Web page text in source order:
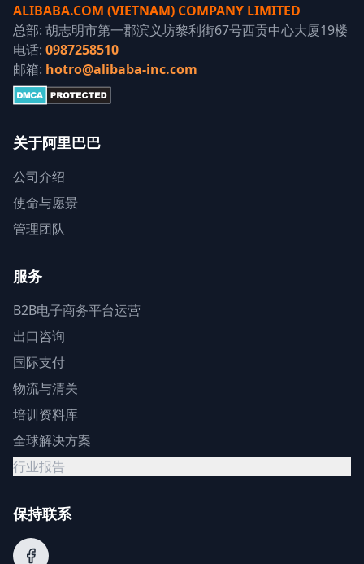
ALIBABA.COM (VIETNAM) COMPANY LIMITED
总部: 胡志明市第一郡滨义坊黎利街67号西贡中心大厦19楼
电话: 0987258510
邮箱: hotro@alibaba-inc.com
关于阿里巴巴
公司介绍
使命与愿景
管理团队
服务
B2B电子商务平台运营
出口咨询
国际支付
物流与清关
培训资料库
全球解决方案
行业报告
保持联系